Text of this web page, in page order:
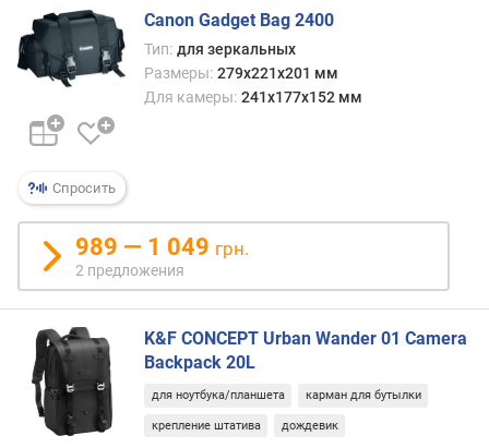
т
о
д
е
е
в
ы
х
к
д
о
р
г
и
Спросить
Canon Gadget Bag 2400
Тип: для зеркальных
Размеры: 279x221x201 мм
Для камеры: 241x177x152 мм
989 — 1 049 грн.
2 предложения
K&F CONCEPT Urban Wander 01 Camera
Backpack 20L
для ноутбука/планшета карман для бутылки
крепление штатива дождевик